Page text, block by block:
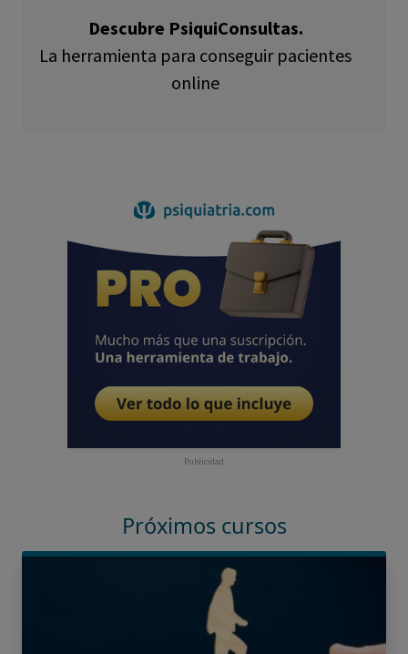
Descubre PsiquiConsultas.
La herramienta para conseguir pacientes
online
Publicidad
Próximos cursos